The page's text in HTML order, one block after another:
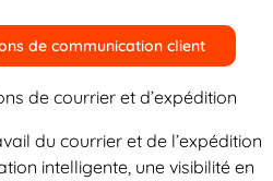
de communication client
de courrier et d’expédition
du courrier et de l’expédition
intelligente, une visibilité en